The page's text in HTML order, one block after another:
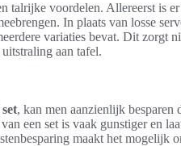
talrijke voordelen. Allereerst is
In plaats van losse
variaties bevat. Dit zorgt
aan tafel.
, kan men aanzienlijk besparen
een set is vaak gunstiger en
maakt het mogelijk